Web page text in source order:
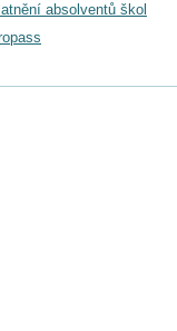
absolventů škol